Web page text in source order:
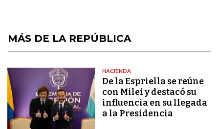
MÁS DE LA REPÚBLICA
HACIENDA
De la Espriella se reúne
con Milei y destacó su
influencia en su llegada
a la Presidencia